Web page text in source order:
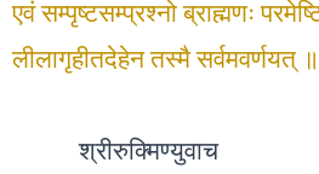
एवं सम्पृष्टसम्प्रश्नो ब्राह्मणः
लीलागृहीतदेहेन तस्मै सर्वमवर्णयत्
श्रीरुक्मिण्युवाच